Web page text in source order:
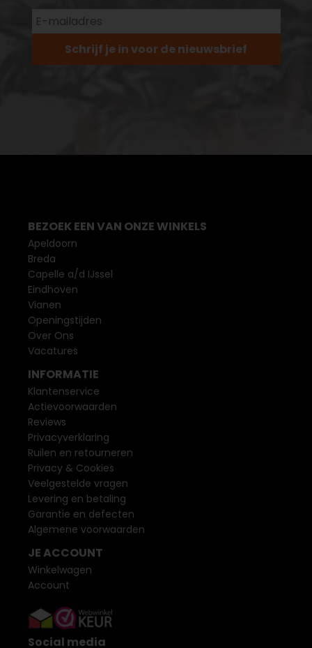
Schrijf je in voor de nieuwsbrief
BEZOEK EEN VAN ONZE WINKELS
Apeldoorn
Breda
Capelle a/d IJssel
Eindhoven
Vianen
Openingstijden
Over Ons
Vacatures
INFORMATIE
Klantenservice
Actievoorwaarden
Reviews
Privacyverklaring
Ruilen en retourneren
Privacy & Cookies
Veelgestelde vragen
Levering en betaling
Garantie en defecten
Algemene voorwaarden
JE ACCOUNT
Winkelwagen
Account
Social media